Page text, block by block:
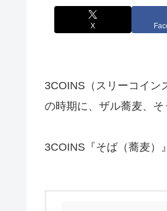
X
3COINS（スリーコイン
の時期に、ザル蕎麦、
3COINS『そば（蕎麦）